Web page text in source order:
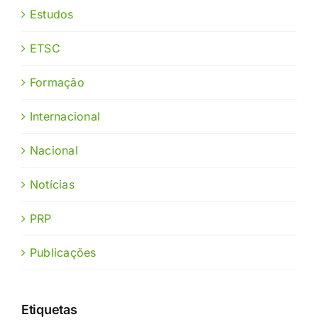
Estudos
ETSC
Formação
Internacional
Nacional
Notícias
PRP
Publicações
Etiquetas